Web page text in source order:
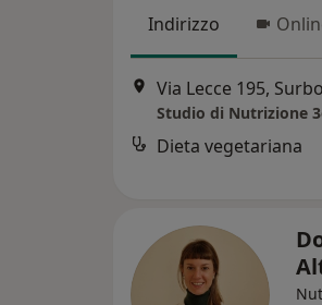
Indirizzo
Via Lecce 195, Surbo
Dieta vegetariana